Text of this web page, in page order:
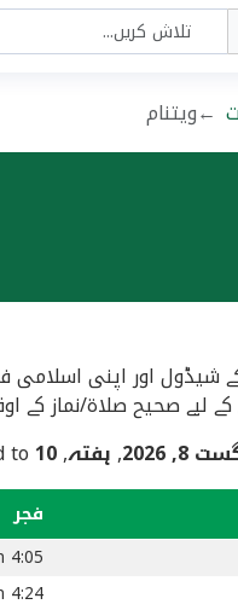
ویتنام
شیڈول اور اپنی اسلامی
لیے صحیح صلاۃ/نماز
8, 2026
,ہفتہ, related to10 صفر, 1448 ہجری
فجر
4:05 am
4:24 am